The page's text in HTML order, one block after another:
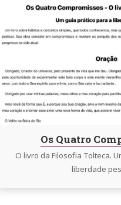
Os Quatro
O livro da Filosofia Tolteca.
liberdade
Continue
Os
Compromissos